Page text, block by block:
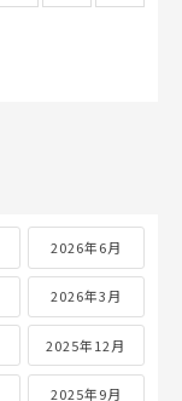
2026年6月
2026年3月
2025年12月
2025年9月